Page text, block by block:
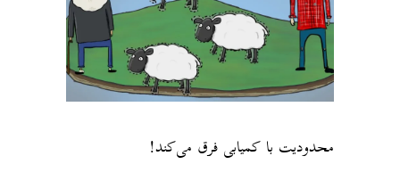
محدودیت با کمیابی فرق می‌کند!